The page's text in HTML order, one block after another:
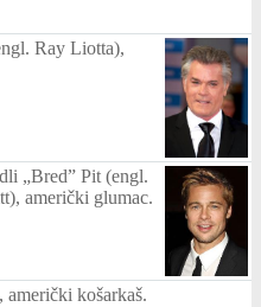
Ray Liotta),
„Bred” Pit (engl.
američki glumac.
košarkaš.